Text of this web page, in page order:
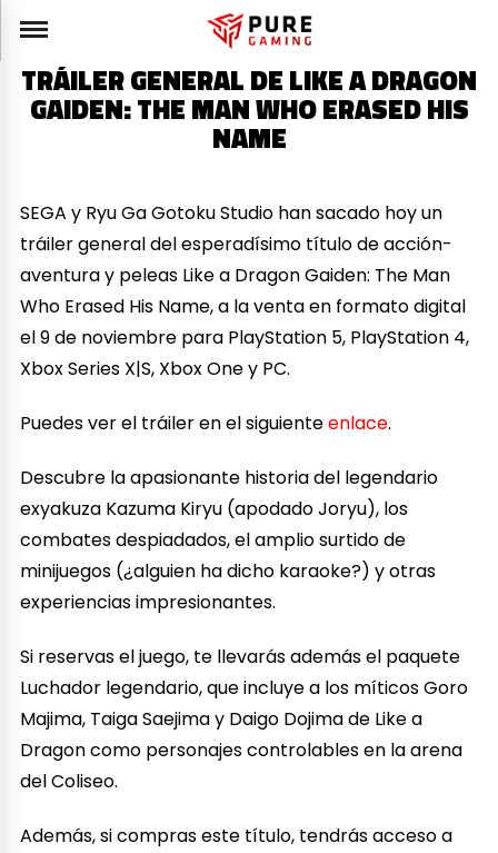
TRÁILER GENERAL DE LIKE A DRAGON
GAIDEN: THE MAN WHO ERASED HIS
NAME
SEGA y Ryu Ga Gotoku Studio han sacado hoy un
tráiler general del esperadísimo título de acción-
aventura y peleas Like a Dragon Gaiden: The Man
Who Erased His Name, a la venta en formato digital
el 9 de noviembre para PlayStation 5, PlayStation 4,
Xbox Series X|S, Xbox One y PC.
Puedes ver el tráiler en el siguienteenlace.
Descubre la apasionante historia del legendario
exyakuza Kazuma Kiryu (apodado Joryu), los
combates despiadados, el amplio surtido de
minijuegos (¿alguien ha dicho karaoke?) y otras
experiencias impresionantes.
Si reservas el juego, te llevarás además el paquete
Luchador legendario, que incluye a los míticos Goro
Majima, Taiga Saejima y Daigo Dojima de Like a
Dragon como personajes controlables en la arena
del Coliseo.
Además, si compras este título, tendrás acceso a